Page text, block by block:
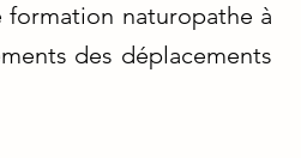
naturopathe à
des déplacements